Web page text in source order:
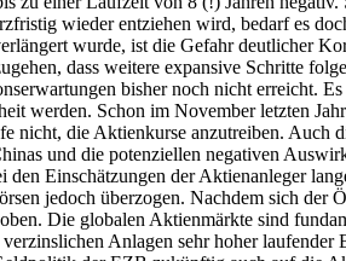
wieder entziehen wird, bedarf es
wurde, ist die Gefahr deutlicher
dass weitere expansive Schritte
bisher noch nicht erreicht.
werden. Schon im November letzten
nicht, die Aktienkurse anzutreiben.
und die potenziellen negativen
Einschätzungen der Aktienanleger
jedoch überzogen. Nachdem sich der
Die globalen Aktienmärkte sind
Anlagen sehr hoher laufender